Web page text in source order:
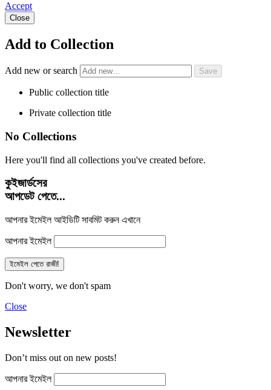
Accept
Close
Add to Collection
Add new or search
Public collection title
Private collection title
No Collections
Here you'll find all collections you've created before.
কুইজার্ডসের
আপডেট পেতে...
আপনার ইমেইল আইডিটি সাবমিট করুন এখানে
আপনার ইমেইল
Don't worry, we don't spam
Close
Newsletter
Don’t miss out on new posts!
আপনার ইমেইল